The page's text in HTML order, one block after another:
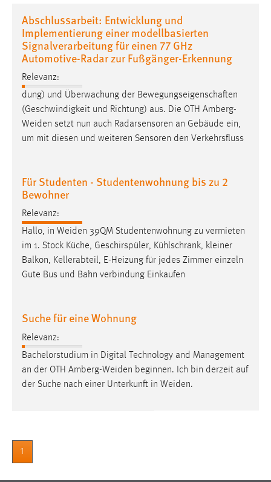
Abschlussarbeit: Entwicklung und
Implementierung einer modellbasierten
Signalverarbeitung für einen 77 GHz
Automotive-Radar zur Fußgänger-Erkennung
Relevanz:
dung) und Überwachung der Bewegungseigenschaften
(Geschwindigkeit und Richtung) aus. Die OTH Amberg-
Weiden setzt nun auch Radarsensoren an Gebäude ein,
um mit diesen und weiteren Sensoren den Verkehrsfluss
Für Studenten - Studentenwohnung bis zu 2
Bewohner
Relevanz:
Hallo, in Weiden 39QM Studentenwohnung zu vermieten
im 1. Stock Küche, Geschirspüler, Kühlschrank, kleiner
Balkon, Kellerabteil, E-Heizung für jedes Zimmer einzeln
Gute Bus und Bahn verbindung Einkaufen
Suche für eine Wohnung
Relevanz:
Bachelorstudium in Digital Technology and Management
an der OTH Amberg-Weiden beginnen. Ich bin derzeit auf
der Suche nach einer Unterkunft in Weiden.
1
staticfilecache
Zweck:
Für performante Seitenauslieferung wird in diesem Cookie
Sprachpräferenz
Name:
site-language-preference
Das Cookie speichert die gewählte Sprache der Website.
Cookie Laufzeit:
30 Tage
Chat
Name:
Zweck:
Wird benötigt um die Chatfunktion nutzen zu können.
Cookie Laufzeit:
MibewSessionID, mibew-chat-frame-style-
5e9dbeb1811c0446 = Sitzungslaufzeit, mibew_locale = 3